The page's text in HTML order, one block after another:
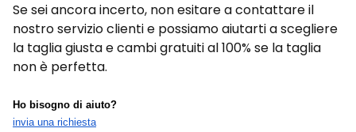
Se sei ancora incerto, non esitare a contattare il
nostro servizio clienti e possiamo aiutarti a scegliere
la taglia giusta e cambi gratuiti al 100% se la taglia
non è perfetta.
Ho bisogno di aiuto?
invia una richiesta